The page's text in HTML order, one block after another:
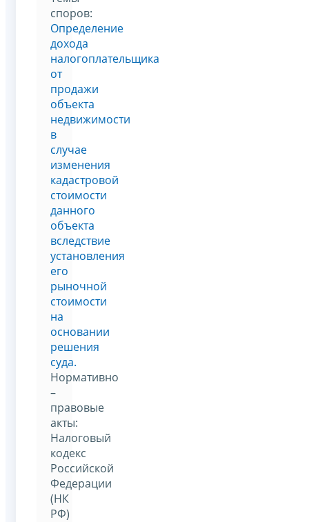
споров:
Определение
дохода
налогоплательщика
от
продажи
объекта
недвижимости
в
случае
изменения
кадастровой
стоимости
данного
объекта
вследствие
установления
его
рыночной
стоимости
на
основании
решения
суда.
Нормативно
–
правовые
акты:
Налоговый
кодекс
Российской
Федерации
(НК
РФ)